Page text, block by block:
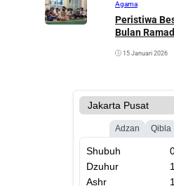
Agama
Peristiwa
Bulan
15 Januari 2026